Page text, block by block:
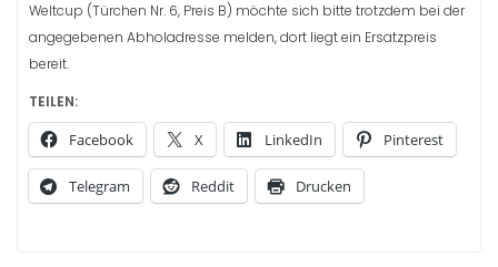
Weltcup (Türchen Nr. 6, Preis B) möchte sich bitte trotzdem bei der
angegebenen Abholadresse melden, dort liegt ein Ersatzpreis
bereit.
TEILEN:
Facebook X LinkedIn Pinterest
Telegram Reddit Drucken